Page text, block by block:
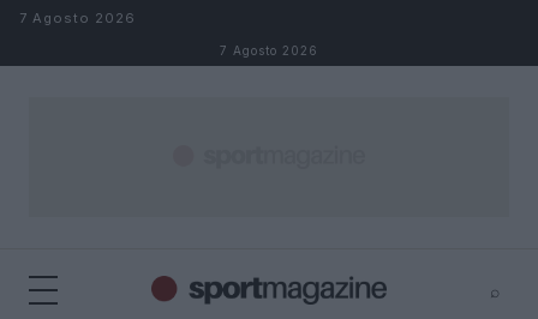
Salta al contenuto
7 Agosto 2026
7 Agosto 2026
⌕